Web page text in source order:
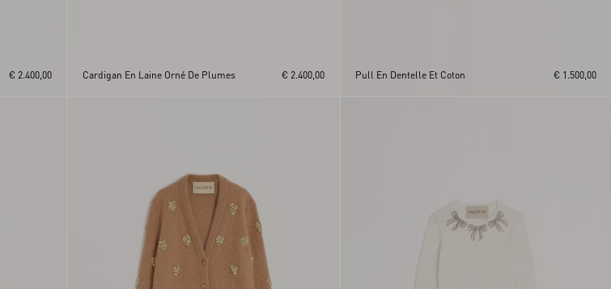
€ 2.400,00 Cardigan En Laine Orné De Plumes € 2.400,00 Pull En Dentelle Et Coton € 1.500,00